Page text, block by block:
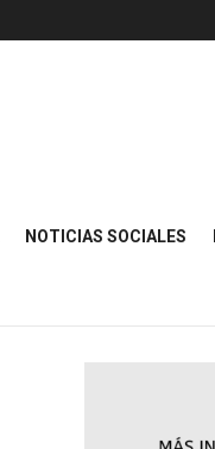
NOTICIAS SOCIALES